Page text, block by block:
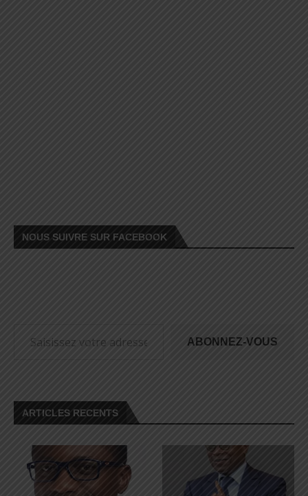
NOUS SUIVRE SUR FACEBOOK
ABONNEZ-VOUS
ARTICLES RECENTS